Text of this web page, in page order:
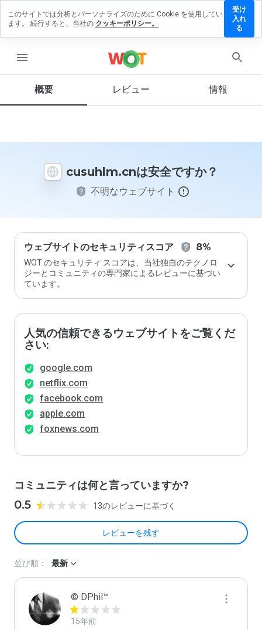
menu
概要 レビュー 情報
cusuhlm.cnは安全ですか？
不明なウェブサイト
ウェブサイトのセキュリティスコア 8%
WOT のセキュリティ スコアは、当社独自のテクノロ
ジーとコミュニティの専門家によるレビューに基づい
ています。
人気の信頼できるウェブサイトをご覧くだ
さい:
google.com
netflix.com
facebook.com
apple.com
foxnews.com
コミュニティは何と言っていますか?
0.5 13のレビューに基づく
レビューを残す
ビュ
残す
この
イト
価し
ます
か？
並び順： 最新
© DPhil™
15年前
このサイトでは分析とパーソナライズのために Cookie を使用してい
ます。 続行すると、当社の クッキーポリシー。
受け
入れ
る